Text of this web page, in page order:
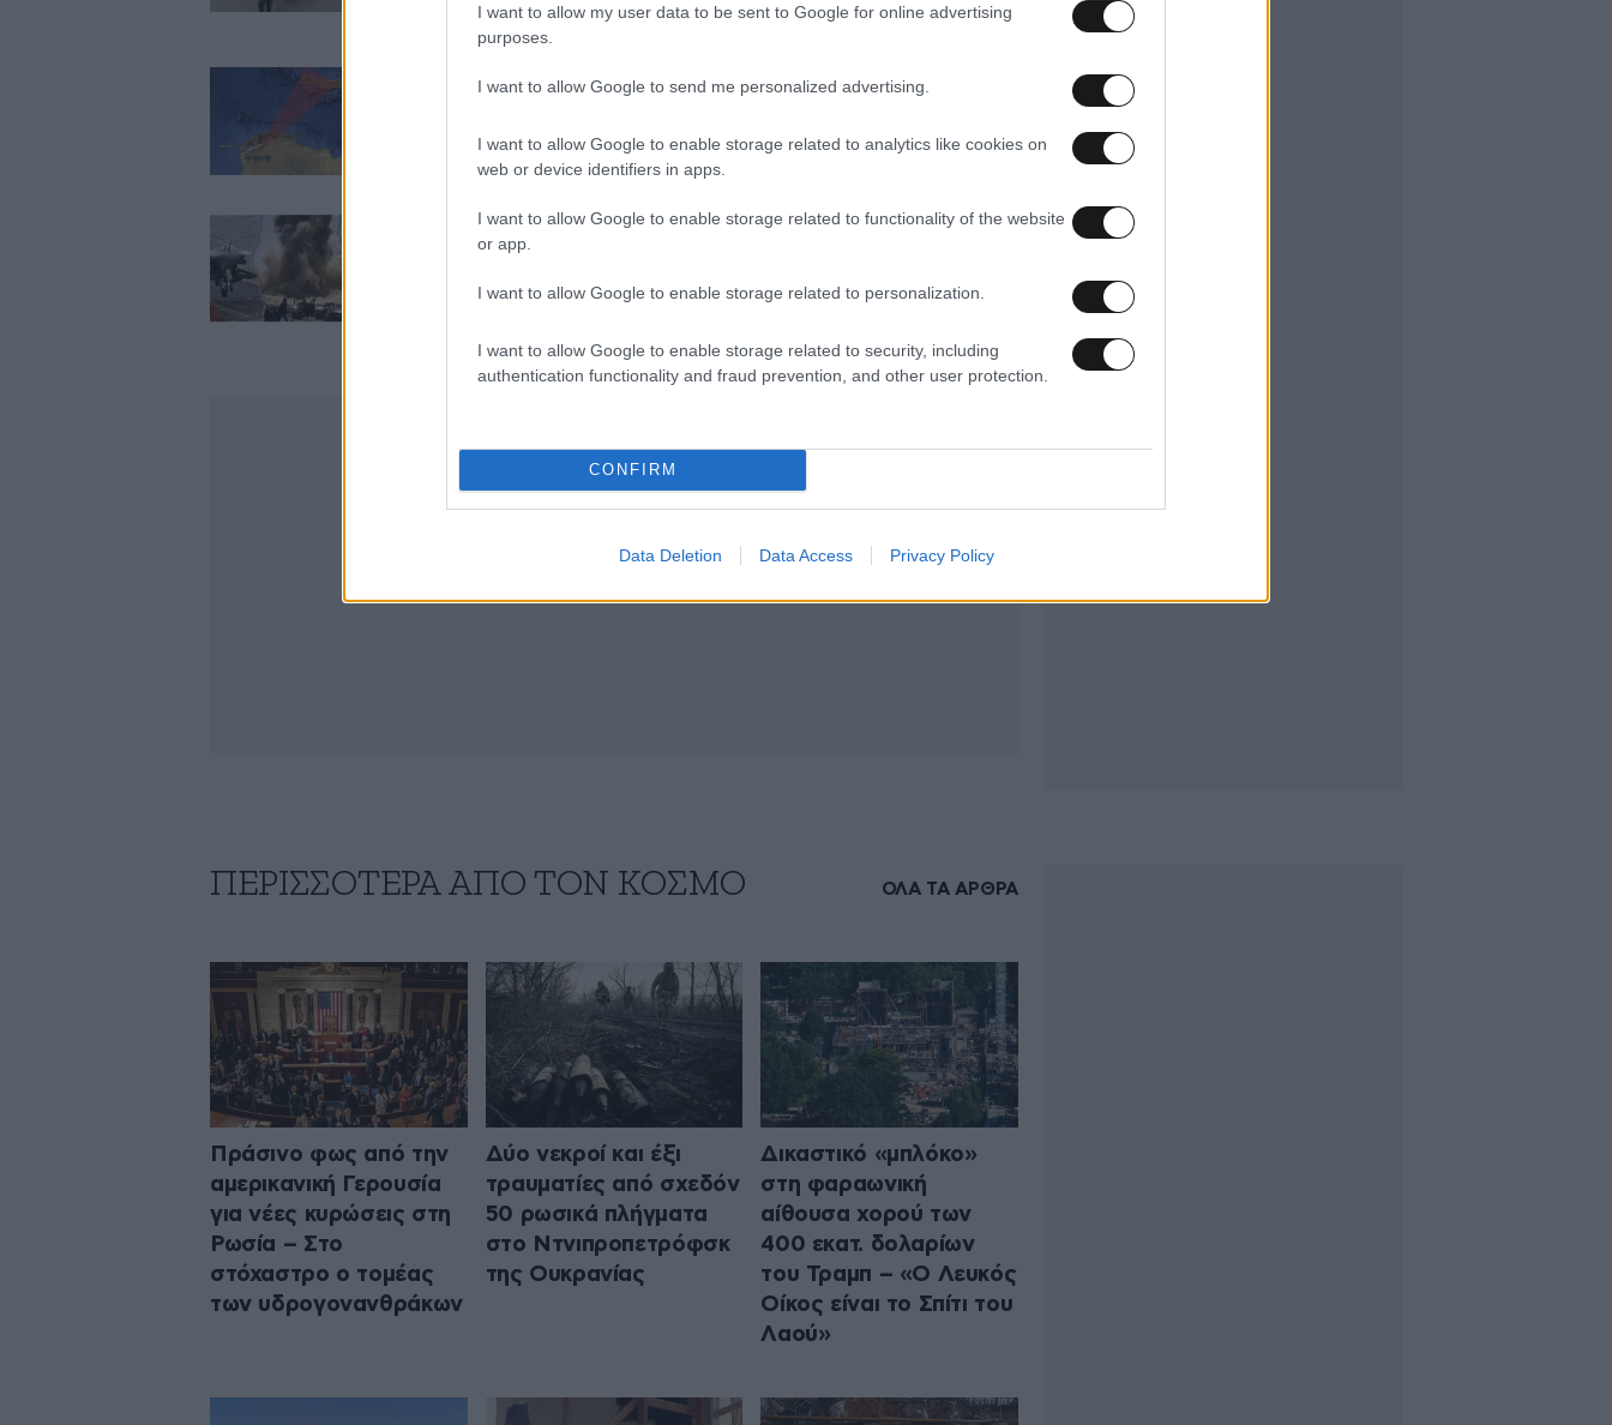
I want to allow my user data to be sent to Google for online advertising
purposes.
I want to allow Google to send me personalized advertising.
I want to allow Google to enable storage related to analytics like cookies on
web or device identifiers in apps.
I want to allow Google to enable storage related to functionality of the website
or app.
I want to allow Google to enable storage related to personalization.
I want to allow Google to enable storage related to security, including
authentication functionality and fraud prevention, and other user protection.
CONFIRM
Data Deletion Data Access Privacy Policy
ΤΥΜΠΑΝΑ ΠΟΛΕΜΟΥ ΣΤΗ ΜΕΣΟΓΕΙΟ
ΠΕΡΙΣΣΟΤΕΡΑ ΑΠΟ ΤΟΝ ΚΟΣΜΟ ΟΛΑ ΤΑ ΑΡΘΡΑ
Πράσινο φως από την
αμερικανική Γερουσία
για νέες κυρώσεις στη
Ρωσία – Στο
στόχαστρο ο τομέας
των υδρογονανθράκων
Δύο νεκροί και έξι
τραυματίες από σχεδόν
50 ρωσικά πλήγματα
στο Ντνιπροπετρόφσκ
της Ουκρανίας
Δικαστικό «μπλόκο»
στη φαραωνική
αίθουσα χορού των
400 εκατ. δολαρίων
του Τραμπ – «Ο Λευκός
Οίκος είναι το Σπίτι του
Λαού»